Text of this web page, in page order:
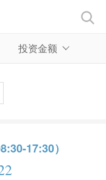
投资金额
17:30）